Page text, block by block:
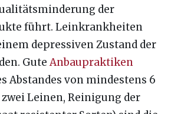
der
führt. Leinkrankheiten
depressiven Zustand der
GuteAnbaupraktiken
Abstandes von mindestens 6
Leinen, Reinigung der